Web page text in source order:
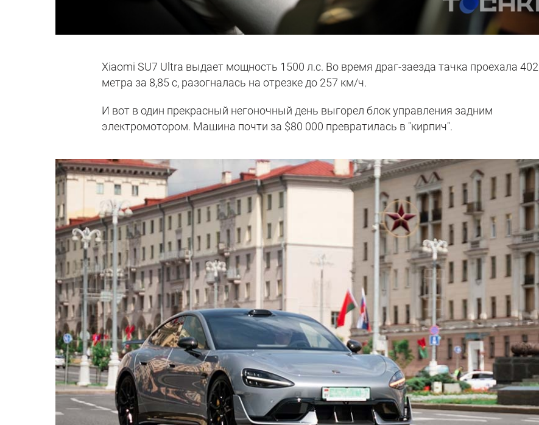
Xiaomi SU7 Ultra выдает мощность 1500 л.с. Во время драг-заезда тачка проехала 402
метра за 8,85 с, разогналась на отрезке до 257 км/ч.
И вот в один прекрасный негоночный день выгорел блок управления задним
электромотором. Машина почти за $80 000 превратилась в "кирпич".